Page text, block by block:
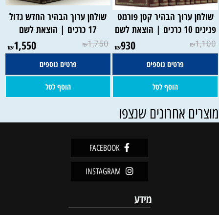
שולחן ערוך הבהיר קטן פורמט
פנינים 10 כרכים | הוצאת לשם
₪1,100
₪930
פרטים נוספים
הוסף לסל
שולחן ערוך הבהיר החדש גדול
17 כרכים | הוצאת לשם
₪1,750
₪1,550
פרטים נוספים
הוסף לסל
אחרונים שנצפו
FACEBOOK
INSTAGRAM
מידע